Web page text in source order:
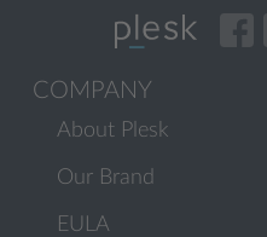
COMPANY
About Plesk
Our Brand
EULA